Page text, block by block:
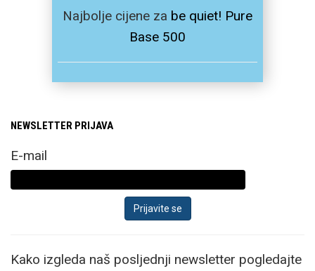
Najbolje cijene za be quiet! Pure
Base 500
NEWSLETTER PRIJAVA
E-mail
Kako izgleda naš posljednji newsletter pogledajte